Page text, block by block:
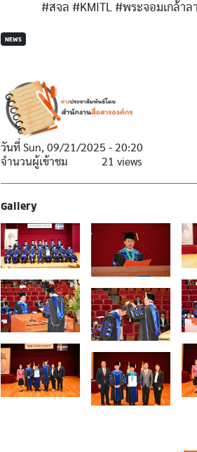
#สจล #KMITL #พระจอมเกล้าล
NEWS
วันที่Sun, 09/21/2025 - 20:20
จำนวนผู้เข้าชม
21 views
Gallery